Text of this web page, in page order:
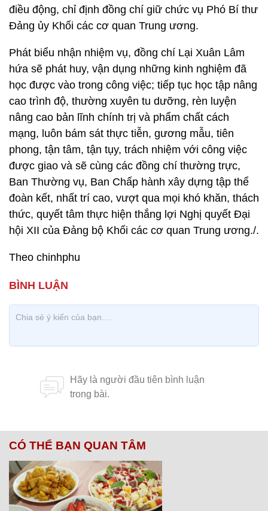
điều động, chỉ định đồng chí giữ chức vụ Phó Bí thư
Đảng ủy Khối các cơ quan Trung ương.
Phát biểu nhận nhiệm vụ, đồng chí Lại Xuân Lâm
hứa sẽ phát huy, vận dụng những kinh nghiệm đã
học được vào trong công việc; tiếp tục học tập nâng
cao trình độ, thường xuyên tu dưỡng, rèn luyện
nâng cao bản lĩnh chính trị và phẩm chất cách
mạng, luôn bám sát thực tiễn, gương mẫu, tiên
phong, tận tâm, tận tụy, trách nhiệm với công việc
được giao và sẽ cùng các đồng chí thường trực,
Ban Thường vụ, Ban Chấp hành xây dựng tập thể
đoàn kết, nhất trí cao, vượt qua mọi khó khăn, thách
thức, quyết tâm thực hiện thắng lợi Nghị quyết Đại
hội XII của Đảng bộ Khối các cơ quan Trung ương./.
Theo chinhphu
CÓ THỂ BẠN QUAN TÂM